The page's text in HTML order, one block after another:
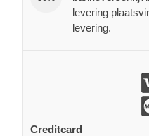
levering
levering.
Creditcard